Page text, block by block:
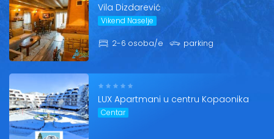
Vila Dizdarević
Vikend Naselje
2-6 osoba/e parking
LUX Apartmani u centru Kopaonika
Centar